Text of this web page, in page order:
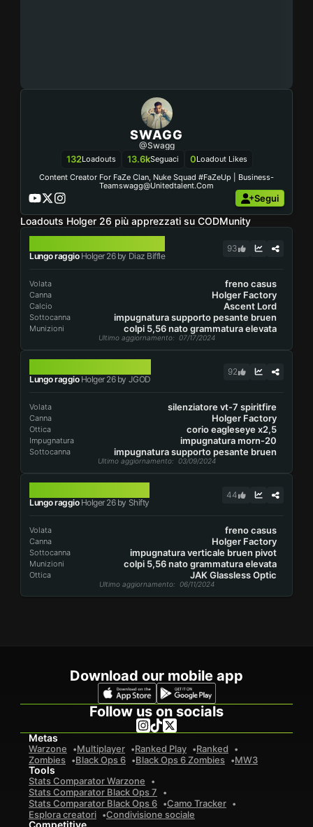
SWAGG
@swagg
132Loadouts 13.6kSeguaci 0Loadout Likes
Content Creator For FaZe Clan, Nuke Squad #FaZeUp | Business-
Teamswagg@unitedtalent.com
Segui
Loadouts Holger 26 più apprezzati su CODMunity
Lungo raggioHolger 26 by Diaz Biffle
93
Volata freno casus
Canna Holger Factory
Calcio Ascent Lord
Sottocanna impugnatura supporto pesante bruen
Munizioni colpi 5,56 nato grammatura elevata
Ultimo aggiornamento: 07/17/2024
Lungo raggioHolger 26 by JGOD
92
Volata silenziatore vt-7 spiritfire
Canna Holger Factory
Ottica corio eagleseye x2,5
Impugnatura impugnatura morn-20
Sottocanna impugnatura supporto pesante bruen
Ultimo aggiornamento: 03/09/2024
Lungo raggioHolger 26 by Shifty
44
Volata freno casus
Canna Holger Factory
Sottocanna impugnatura verticale bruen pivot
Munizioni colpi 5,56 nato grammatura elevata
Ottica JAK Glassless Optic
Ultimo aggiornamento: 06/11/2024
Download our mobile app
Follow us on socials
Metas
Warzone Multiplayer Ranked Play
Ranked
Zombies
Black Ops 6 Black Ops 6 Zombies MW3
Tools
Stats Comparator Warzone
Stats Comparator Black Ops 7
Stats Comparator Black Ops 6
Camo Tracker
Esplora creatori
Condivisione sociale
Competitive